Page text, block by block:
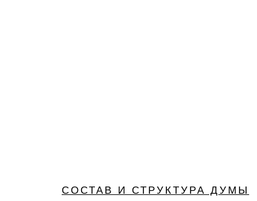
СОСТАВ И СТРУКТУРА ДУМЫ